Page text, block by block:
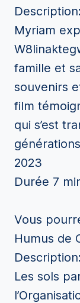
Description:
Myriam
famille et
souvenirs
film
qui s’est
2023
Durée 7
Vous
Humus de
Description:
Les sols